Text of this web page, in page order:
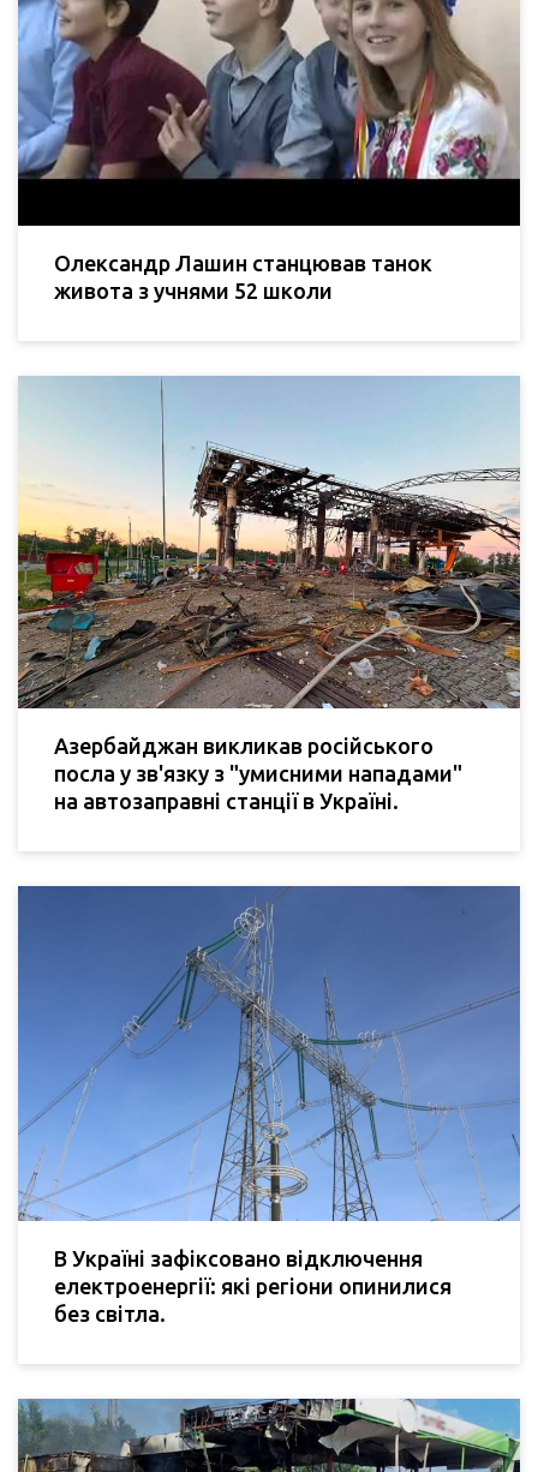
Олександр Лашин станцював танок
живота з учнями 52 школи
Азербайджан викликав російського
посла у зв'язку з "умисними нападами"
на автозаправні станції в Україні.
В Україні зафіксовано відключення
електроенергії: які регіони опинилися
без світла.